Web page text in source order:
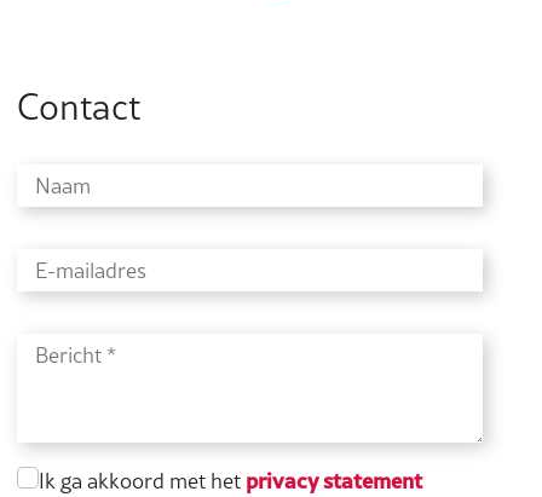
Contact
Ik ga akkoord met het privacy statement